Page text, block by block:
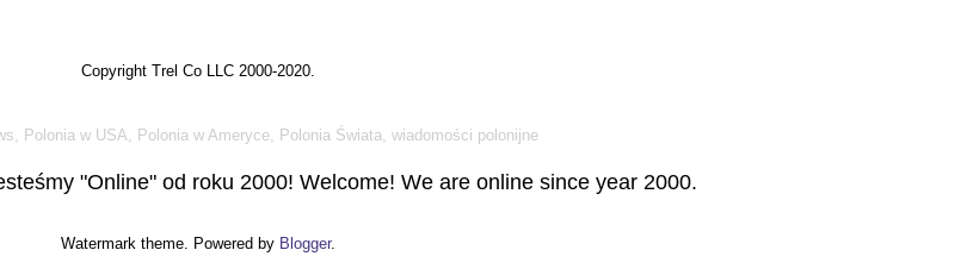
Copyright Trel Co LLC 2000-2020.
Polonia w USA, Polonia w Ameryce, Polonia Świata, wiadomości polonijne
"Online" od roku 2000! Welcome! We are online since year 2000.
Watermark theme. Powered by Blogger.